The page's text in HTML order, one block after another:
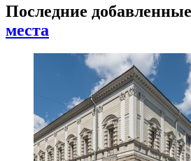
Последние добавленные
места